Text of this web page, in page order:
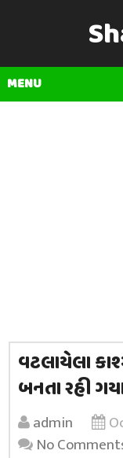
MENU
વટલાયેલા
બનતા રહી
admin
No